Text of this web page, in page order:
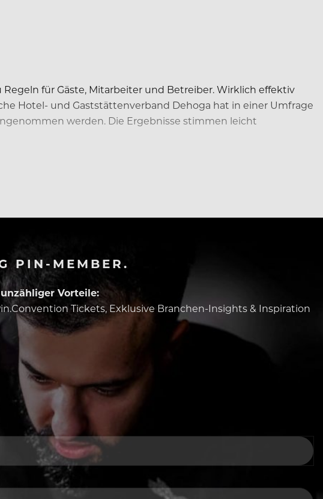
für Gäste, Mitarbeiter und Betreiber. Wirklich effektiv
Hotel- und Gaststättenverband Dehoga hat in einer Umfrage
werden. Die Ergebnisse stimmen leicht
PIN-MEMBER.
Vorteile:
Tickets, Exklusive Branchen-Insights & Inspiration